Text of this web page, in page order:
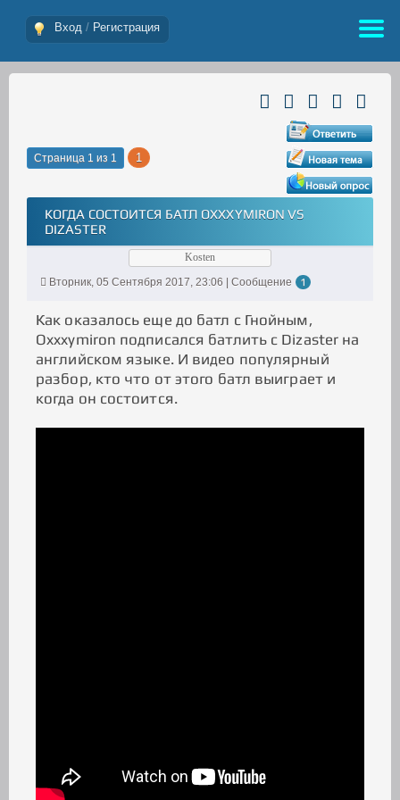
Вход / Регистрация
Страница 1 из 1 1
КОГДА СОСТОИТСЯ БАТЛ OXXXYMIRON VS
DIZASTER
Kosten
Вторник, 05 Сентября 2017, 23:06 | Сообщение
1
Как оказалось еще до батл с Гнойным,
Oxxxymiron подписался батлить с Dizaster на
английском языке. И видео популярный
разбор, кто что от этого батл выиграет и
когда он состоится.